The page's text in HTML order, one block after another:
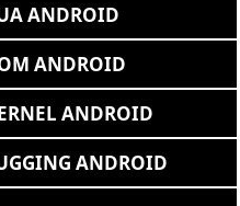
ANDROID
ANDROID
ANDROID
ANDROID